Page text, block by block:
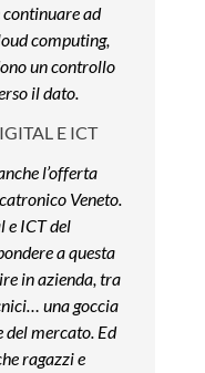
continuare ad
computing,
un controllo
il dato.
E ICT
l’offerta
Veneto.
e ICT del
a questa
in azienda, tra
una goccia
mercato. Ed
ragazzi e